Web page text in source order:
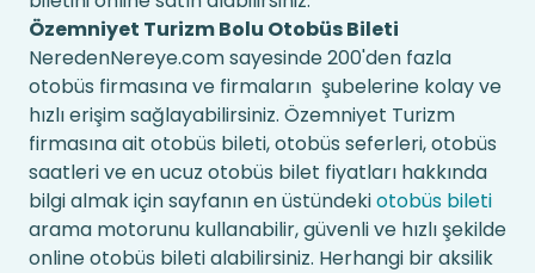
Özemniyet Turizm Bolu Otobüs Bileti
NeredenNereye.com sayesinde 200'den fazla
otobüs firmasına ve firmaların şubelerine kolay ve
hızlı erişim sağlayabilirsiniz. Özemniyet Turizm
firmasına ait otobüs bileti, otobüs seferleri, otobüs
saatleri ve en ucuz otobüs bilet fiyatları hakkında
bilgi almak için sayfanın en üstündekiotobüs bileti
arama motorunu kullanabilir, güvenli ve hızlı şekilde
online otobüs bileti alabilirsiniz. Herhangi bir aksilik